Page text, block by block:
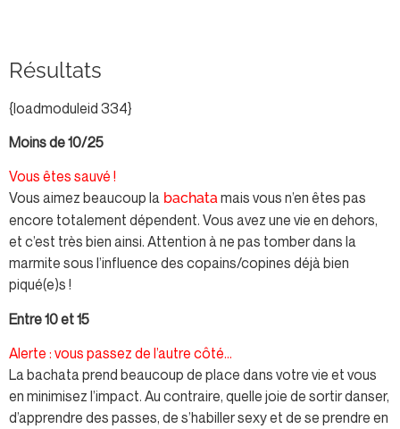
Résultats
{loadmoduleid 334}
Moins de 10/25
Vous êtes sauvé !
Vous aimez beaucoup la bachatamais vous n’en êtes pas
encore totalement dépendent. Vous avez une vie en dehors,
et c’est très bien ainsi. Attention à ne pas tomber dans la
marmite sous l’influence des copains/copines déjà bien
piqué(e)s !
Entre 10 et 15
Alerte : vous passez de l’autre côté…
La bachata prend beaucoup de place dans votre vie et vous
en minimisez l’impact. Au contraire, quelle joie de sortir danser,
d’apprendre des passes, de s’habiller sexy et de se prendre en